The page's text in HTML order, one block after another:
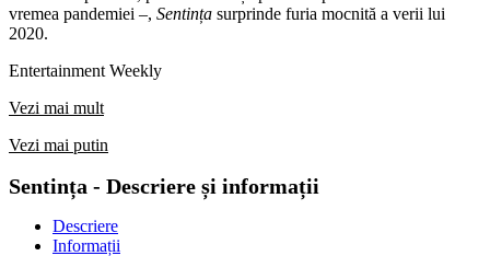
vremea pandemiei –, Sentința surprinde furia mocnită a verii lui
2020.
Entertainment Weekly
Vezi mai mult
Vezi mai putin
Sentința - Descriere și informații
Descriere
Informații